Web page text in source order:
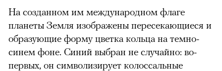
На созданном им международном флаге
планеты Земля изображены пересекающиеся и
образующие форму цветка кольца на темно-
синем фоне. Синий выбран не случайно: во-
первых, он символизирует колоссальные